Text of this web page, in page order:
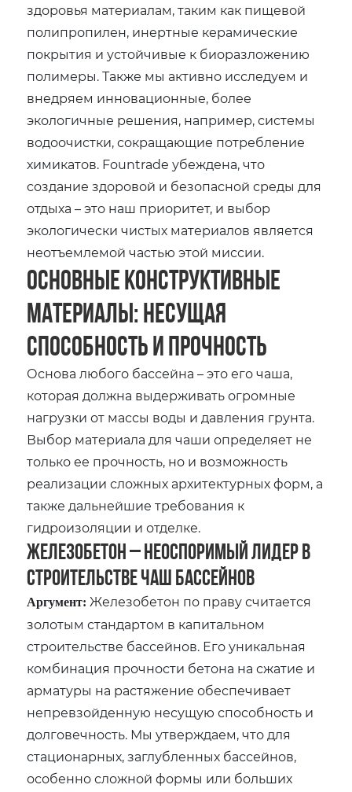
здоровья материалам‚ таким как пищевой
полипропилен‚ инертные керамические
покрытия и устойчивые к биоразложению
полимеры. Также мы активно исследуем и
внедряем инновационные‚ более
экологичные решения‚ например‚ системы
водоочистки‚ сокращающие потребление
химикатов. Fountrade убеждена‚ что
создание здоровой и безопасной среды для
отдыха – это наш приоритет‚ и выбор
экологически чистых материалов является
неотъемлемой частью этой миссии.
Основные Конструктивные
Материалы: Несущая
Способность и Прочность
Основа любого бассейна – это его чаша‚
которая должна выдерживать огромные
нагрузки от массы воды и давления грунта.
Выбор материала для чаши определяет не
только ее прочность‚ но и возможность
реализации сложных архитектурных форм‚ а
также дальнейшие требования к
гидроизоляции и отделке.
Железобетон – Неоспоримый Лидер в
Строительстве Чаш Бассейнов
Аргумент: Железобетон по праву считается
золотым стандартом в капитальном
строительстве бассейнов. Его уникальная
комбинация прочности бетона на сжатие и
арматуры на растяжение обеспечивает
непревзойденную несущую способность и
долговечность. Мы утверждаем‚ что для
стационарных‚ заглубленных бассейнов‚
особенно сложной формы или больших